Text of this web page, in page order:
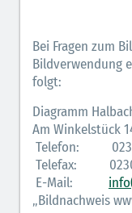
Bei Fragen zum
Bildverwendung
folgt:
Diagramm
Am Winkelstück
Telefon:
Telefax:
E-Mail:
„Bildnachweis